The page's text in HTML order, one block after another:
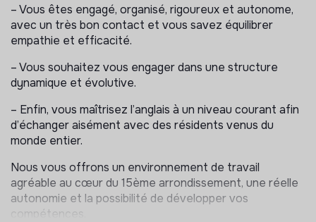
– Vous êtes engagé, organisé, rigoureux et autonome,
avec un très bon contact et vous savez équilibrer
empathie et efficacité.
– Vous souhaitez vous engager dans une structure
dynamique et évolutive.
– Enfin, vous maîtrisez l’anglais à un niveau courant afin
d’échanger aisément avec des résidents venus du
monde entier.
Nous vous offrons un environnement de travail
agréable au cœur du 15ème arrondissement, une réelle
autonomie et la possibilité de développer vos
compétences.